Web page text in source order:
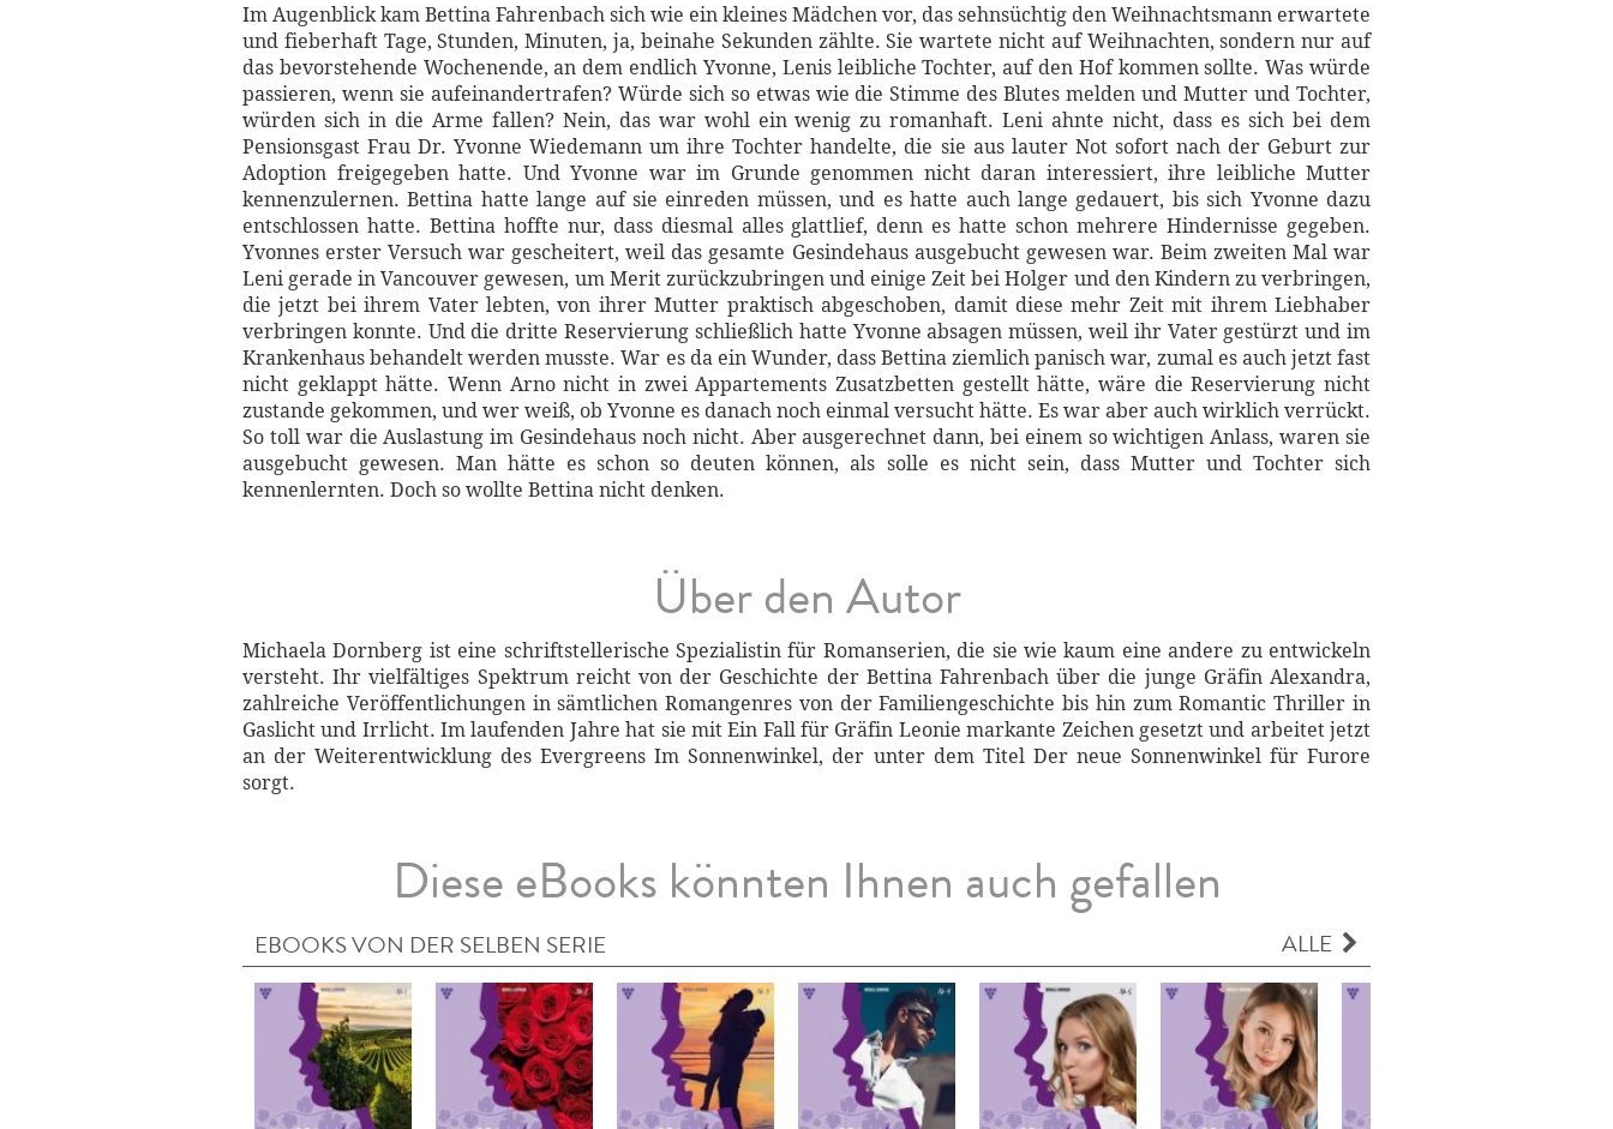
Im Augenblick kam Bettina Fahrenbach sich wie ein kleines Mädchen vor, das sehnsüchtig den Weihnachtsmann erwartete
und fieberhaft Tage, Stunden, Minuten, ja, beinahe Sekunden zählte. Sie wartete nicht auf Weihnachten, sondern nur auf
das bevorstehende Wochenende, an dem endlich Yvonne, Lenis leibliche Tochter, auf den Hof kommen sollte. Was würde
passieren, wenn sie aufeinandertrafen? Würde sich so etwas wie die Stimme des Blutes melden und Mutter und Tochter,
würden sich in die Arme fallen? Nein, das war wohl ein wenig zu romanhaft. Leni ahnte nicht, dass es sich bei dem
Pensionsgast Frau Dr. Yvonne Wiedemann um ihre Tochter handelte, die sie aus lauter Not sofort nach der Geburt zur
Adoption freigegeben hatte. Und Yvonne war im Grunde genommen nicht daran interessiert, ihre leibliche Mutter
kennenzulernen. Bettina hatte lange auf sie einreden müssen, und es hatte auch lange gedauert, bis sich Yvonne dazu
entschlossen hatte. Bettina hoffte nur, dass diesmal alles glattlief, denn es hatte schon mehrere Hindernisse gegeben.
Yvonnes erster Versuch war gescheitert, weil das gesamte Gesindehaus ausgebucht gewesen war. Beim zweiten Mal war
Leni gerade in Vancouver gewesen, um Merit zurückzubringen und einige Zeit bei Holger und den Kindern zu verbringen,
die jetzt bei ihrem Vater lebten, von ihrer Mutter praktisch abgeschoben, damit diese mehr Zeit mit ihrem Liebhaber
verbringen konnte. Und die dritte Reservierung schließlich hatte Yvonne absagen müssen, weil ihr Vater gestürzt und im
Krankenhaus behandelt werden musste. War es da ein Wunder, dass Bettina ziemlich panisch war, zumal es auch jetzt fast
nicht geklappt hätte. Wenn Arno nicht in zwei Appartements Zusatzbetten gestellt hätte, wäre die Reservierung nicht
zustande gekommen, und wer weiß, ob Yvonne es danach noch einmal versucht hätte. Es war aber auch wirklich verrückt.
So toll war die Auslastung im Gesindehaus noch nicht. Aber ausgerechnet dann, bei einem so wichtigen Anlass, waren sie
ausgebucht gewesen. Man hätte es schon so deuten können, als solle es nicht sein, dass Mutter und Tochter sich
kennenlernten. Doch so wollte Bettina nicht denken.
Über den Autor
Michaela Dornberg ist eine schriftstellerische Spezialistin für Romanserien, die sie wie kaum eine andere zu entwickeln
versteht. Ihr vielfältiges Spektrum reicht von der Geschichte der Bettina Fahrenbach über die junge Gräfin Alexandra,
zahlreiche Veröffentlichungen in sämtlichen Romangenres von der Familiengeschichte bis hin zum Romantic Thriller in
Gaslicht und Irrlicht. Im laufenden Jahre hat sie mit Ein Fall für Gräfin Leonie markante Zeichen gesetzt und arbeitet jetzt
an der Weiterentwicklung des Evergreens Im Sonnenwinkel, der unter dem Titel Der neue Sonnenwinkel für Furore
sorgt.
Diese eBooks könnten Ihnen auch gefallen
EBOOKS VON DER SELBEN SERIE ALLE